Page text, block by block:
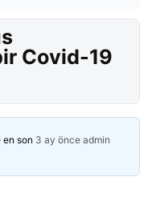
Covid-19
en son 3 ay önce admin